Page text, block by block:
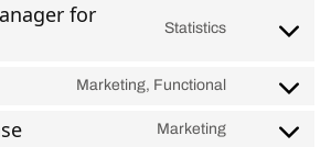
for
Statistics
Marketing, Functional
Marketing